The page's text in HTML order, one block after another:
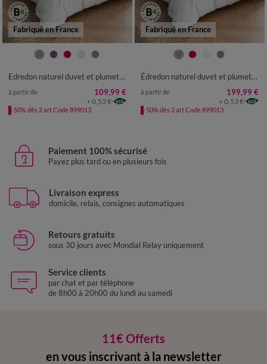
Fabriqué en France
Edredon naturel duvet et plumettes
à partir de 109,99 €
+ 0,53 €
-50% dès 2 art Code 899013
Fabriqué en France
Édredon naturel duvet et plumettes qualité prestige
à partir de 199,99 €
+ 0,53 €
-50% dès 2 art Code 899013
Paiement 100% sécurisé
Payez plus tard ou en plusieurs fois
Livraison express
domicile, relais, consignes automatiques
Retours gratuits
sous 30 jours avec Mondial Relay uniquement
Service clients
par chat et par téléphone
de 8h00 à 20h00 du lundi au samedi
11€ Offerts
en vous inscrivant à la newsletter